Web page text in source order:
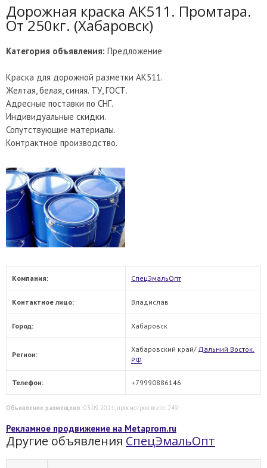
Дорожная краска АК511. Промтара.
От 250кг. (Хабаровск)
Категория объявления: Предложение
Краска для дорожной разметки АК511.
Желтая, белая, синяя. ТУ, ГОСТ.
Адресные поставки по СНГ.
Индивидуальные скидки.
Сопутствующие материалы.
Контрактное производство.
Компания: СпецЭмальОпт
Контактное лицо: Владислав
Город: Хабаровск
Регион:
Хабаровский край/ Дальний Восток.
РФ
Телефон: +79990886146
Объявление размещено: 03.09.2021, просмотров всего: 249.
Рекламное продвижение на Metaprom.ru
Другие объявления СпецЭмальОпт